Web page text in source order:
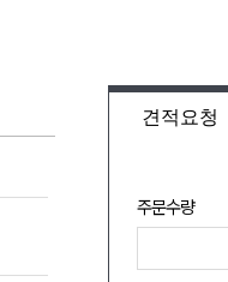
견적요청
주문수량